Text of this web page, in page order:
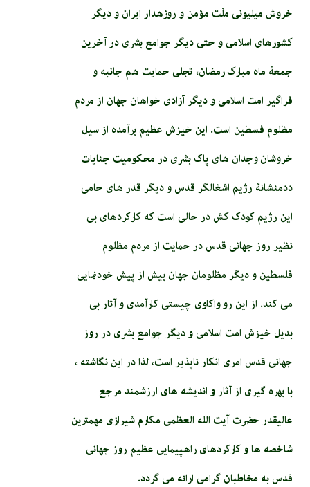
خروش میلیونی ملّت مؤمن و روزه­دار ایران و دیگر
کشورهای اسلامی و حتی دیگر جوامع بشری در آخرین
جمعۀ ماه مبارک رمضان، تجلی حمایت هم جانبه و
فراگیر امت اسلامی و دیگر آزادی خواهان جهان از مردم
مظلوم فسطین است. این خیزش عظیم برآمده از سیل
خروشان وجدان های پاک بشری در محکومیت جنایات
ددمنشانۀ رژیم اشغالگر قدس و دیگر قدر های حامی
این رژیم کودک کش در حالی است که کارکردهای بی
نظیر روز جهانی قدس در حمایت از مردم مظلوم
فلسطین و دیگر مظلومان جهان بیش از پیش خودنمایی
می کند. از این رو واکاوی چیستی کارآمدی و آثار بی
بدیل خیزش امت اسلامی و دیگر جوامع بشری در روز
جهانی قدس امری انکار ناپذیر است، لذا در این نگاشته ،
با بهره گیری از آثار و اندیشه های ارزشمند مرجع
عالیقدر حضرت آیت الله العظمی مکارم شیرازی مهمترین
شاخصه ها و کارکردهای راهپیمایی عظیم روز جهانی
قدس به مخاطبان گرامی ارائه می گردد.